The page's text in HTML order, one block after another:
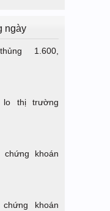
ngày
1.600,
lo thị trường
khoán
khoán